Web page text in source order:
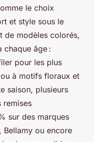
le choix
et style sous le
de modèles colorés,
chaque âge :
pour les plus
à motifs floraux et
saison, plusieurs
remises
sur des marques
Bellamy ou encore